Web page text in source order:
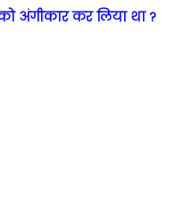
अंगीकार कर लिया था ?